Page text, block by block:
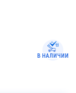
В НАЛИЧИИ